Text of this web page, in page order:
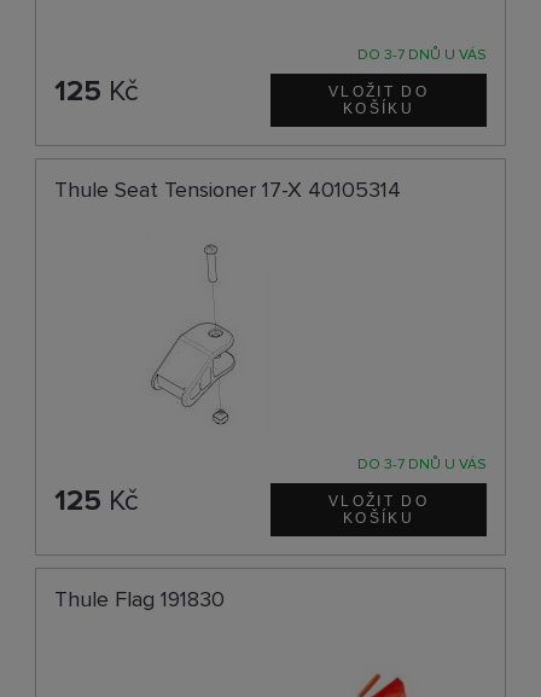
DO 3-7 DNŮ U VÁS
125 Kč
Thule Seat Tensioner 17-X 40105314
DO 3-7 DNŮ U VÁS
125 Kč
Thule Flag 191830